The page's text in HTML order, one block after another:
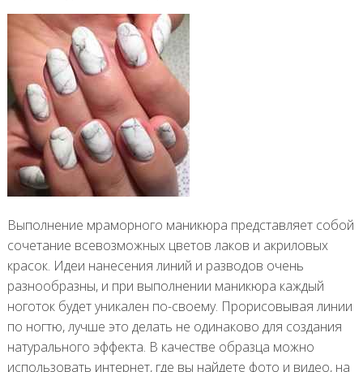
Выполнение мраморного маникюра представляет собой
сочетание всевозможных цветов лаков и акриловых
красок. Идеи нанесения линий и разводов очень
разнообразны, и при выполнении маникюра каждый
ноготок будет уникален по-своему. Прорисовывая линии
по ногтю, лучше это делать не одинаково для создания
натурального эффекта. В качестве образца можно
использовать интернет, где вы найдете фото и видео, на